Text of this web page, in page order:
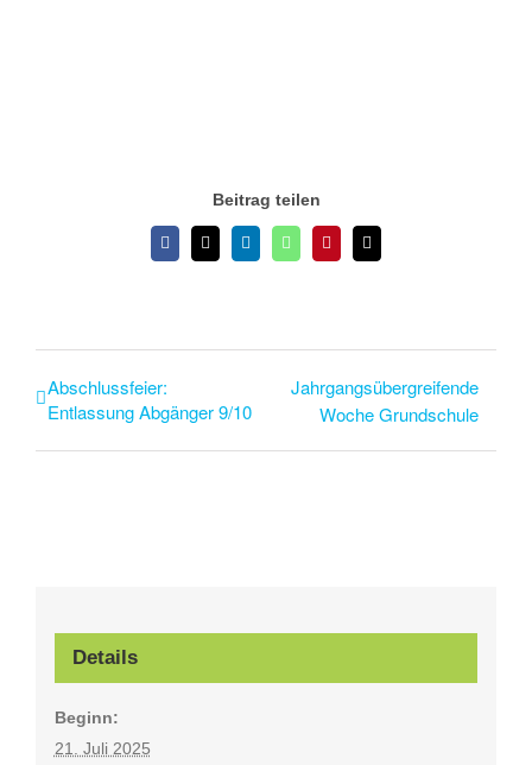
Beitrag teilen
Facebook
X LinkedInWhatsAppPinterest
E-
Mail
Abschlussfeier:
Entlassung Abgänger 9/10
Jahrgangsübergreifende
Woche Grundschule
Details
Beginn:
21. Juli 2025